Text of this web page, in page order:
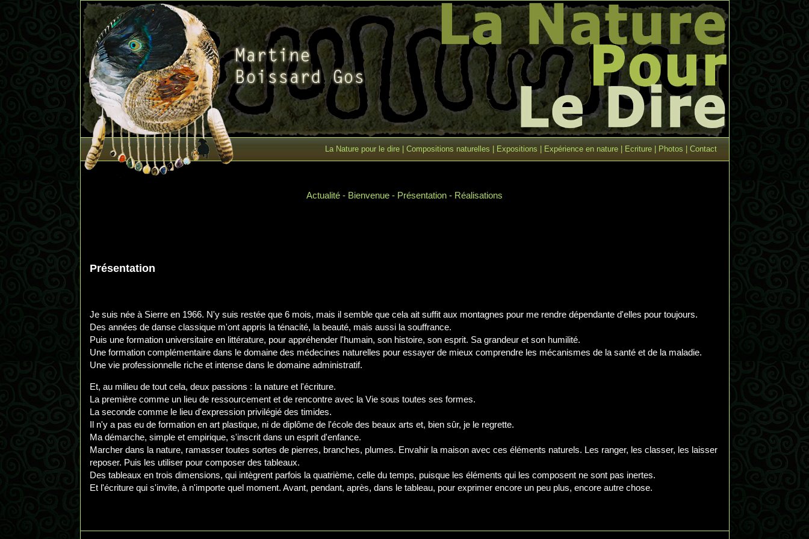
La Nature pour le dire| Compositions naturelles Expositions Expérience en nature| Ecriture| Photos Contact
Actualité - Bienvenue - Présentation - Réalisations
Présentation
Je suis née à Sierre en 1966. N'y suis restée que 6 mois, mais il semble que cela ait suffit aux montagnes pour me rendre dépendante d'elles pour toujours.
Des années de danse classique m'ont appris la ténacité, la beauté, mais aussi la souffrance.
Puis une formation universitaire en littérature, pour appréhender l'humain, son histoire, son esprit. Sa grandeur et son humilité.
Une formation complémentaire dans le domaine des médecines naturelles pour essayer de mieux comprendre les mécanismes de la santé et de la maladie.
Une vie professionnelle riche et intense dans le domaine administratif.
Et, au milieu de tout cela, deux passions : la nature et l'écriture.
La première comme un lieu de ressourcement et de rencontre avec la Vie sous toutes ses formes.
La seconde comme le lieu d'expression privilégié des timides.
Il n'y a pas eu de formation en art plastique, ni de diplôme de l'école des beaux arts et, bien sûr, je le regrette.
Ma démarche, simple et empirique, s'inscrit dans un esprit d'enfance.
Marcher dans la nature, ramasser toutes sortes de pierres, branches, plumes. Envahir la maison avec ces éléments naturels. Les ranger, les classer, les laisser
reposer. Puis les utiliser pour composer des tableaux.
Des tableaux en trois dimensions, qui intègrent parfois la quatrième, celle du temps, puisque les éléments qui les composent ne sont pas inertes.
Et l'écriture qui s'invite, à n'importe quel moment. Avant, pendant, après, dans le tableau, pour exprimer encore un peu plus, encore autre chose.